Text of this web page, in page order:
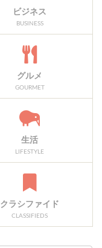
ビジネス
BUSINESS
グルメ
GOURMET
生活
LIFESTYLE
クラシファイド
CLASSIFIEDS